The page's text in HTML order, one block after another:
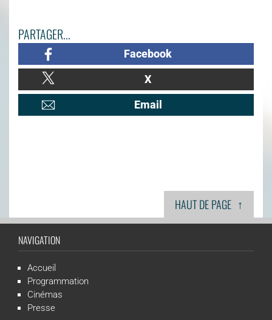
PARTAGER...
Facebook
X
Email
HAUT DE PAGE ↑
NAVIGATION
Accueil
Programmation
Cinémas
Presse